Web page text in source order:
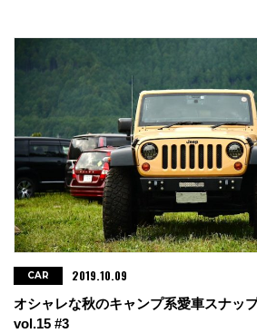
オシャレな秋のキャンプ系愛車スナッ
vol.15 #3
CAR 2019.10.09